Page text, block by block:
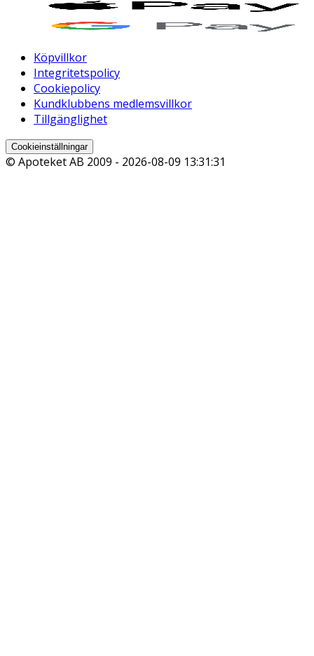
Köpvillkor
Integritetspolicy
Cookiepolicy
Kundklubbens medlemsvillkor
Tillgänglighet
Cookieinställningar
© Apoteket AB 2009 - 2026-08-09 13:31:31